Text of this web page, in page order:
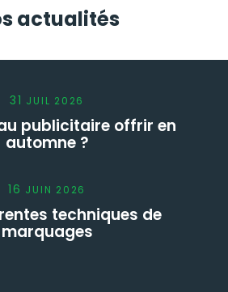
actualités
31 JUIL 2026
publicitaire offrir en
automne ?
16 JUIN 2026
techniques de
marquages